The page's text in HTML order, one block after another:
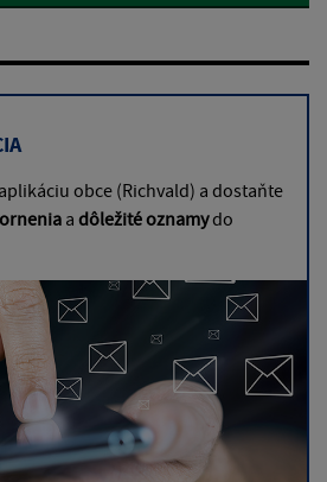
obce (Richvald) a dostaňte
a dôležité oznamydo